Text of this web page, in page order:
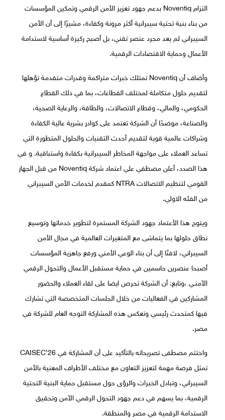
التزام Noventiq بدعم جهود تعزيز الأمن الرقمي وتمكين المؤسسات
من بناء بنية تحتية سيبرانية أكثر مرونة وكفاءة، مشيرًا إلى أن الأمن
السيبراني لم يعد مجرد عنصر تقني، بل أصبح ركيزة أساسية لاستدامة
الأعمال وحماية الاقتصادات الرقمية.
وأضاف أن Noventiq تمتلك خبرات متراكمة وقدرات متقدمة تؤهلها
لتقديم حلول متكاملة لمختلف القطاعات، بما في ذلك القطاع
الحكومي، والمالي، وقطاع الاتصالات، والطاقة، والرعاية الصحية،
والصناعة، موضحًا أن الشركة تعتمد على كوادر بشرية عالية الكفاءة
وشراكات عالمية قوية لتقديم أحدث التقنيات والحلول المتطورة التي
تساعد العملاء على مواجهة المخاطر السيبرانية بكفاءة واستباقية. و في
هذا الصدد، أعلن مصطفي علي اعتماد شركة Noventiq من قبل الجهاز
القومي لتنظيم الاتصالات NTRA كمقدم لخدمات الأمن السيبراني
من الفئه الاولي.
ويتوج هذا الأعتماد جهود الشركة المستمرة لتطوير خدماتها وتوسيع
نطاق حلولها بما يتماشى مع المتغيرات العالمية في مجال الأمن
السيبراني، لافتًا إلى أن بناء الوعي الأمني ورفع جاهزية المؤسسات
أصبحا عنصرين حاسمين في حماية مستقبل الأعمال والتحول الرقمي
الآمنـي ،وتابع: أن الشركة تحرص ايضا على لقاء العملاء والحضور
المشاركين في الفعاليات من خلال الجلسات المتخصصة التي تشارك
فيها كمتحدث رئيسي وتعكس هذه المشاركة التوجه العام للشركة في
مصر.
واختتم مصطفى تصريحاته بالتأكيد على أن المشاركة في CAISEC’26
تمثل فرصة مهمة لتعزيز التعاون مع مختلف الأطراف المعنية بالأمن
السيبراني، وتبادل الخبرات والرؤى حول مستقبل حماية البنية التحتية
الرقمية، بما يسهم في دعم جهود التحول الرقمي الآمن وتحقيق
الاستدامة الرقمية في مصر والمنطقة.